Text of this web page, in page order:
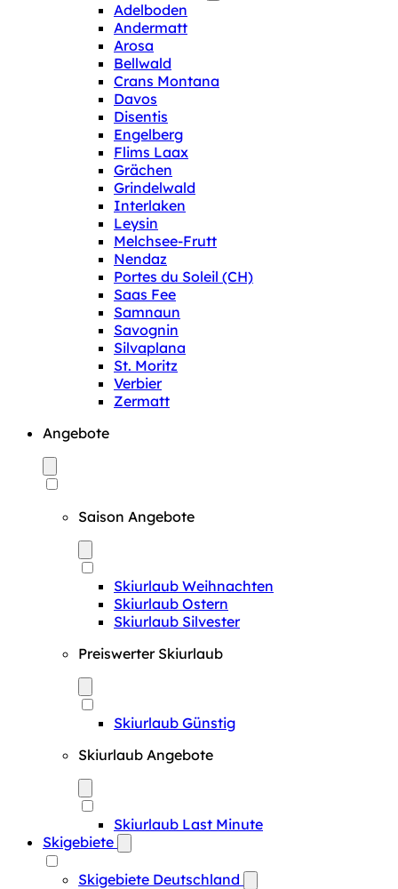
Adelboden
Andermatt
Arosa
Bellwald
Crans Montana
Davos
Disentis
Engelberg
Flims Laax
Grächen
Grindelwald
Interlaken
Leysin
Melchsee-Frutt
Nendaz
Portes du Soleil (CH)
Saas Fee
Samnaun
Savognin
Silvaplana
St. Moritz
Verbier
Zermatt
Angebote
Saison Angebote
Skiurlaub Weihnachten
Skiurlaub Ostern
Skiurlaub Silvester
Preiswerter Skiurlaub
Skiurlaub Günstig
Skiurlaub Angebote
Skiurlaub Last Minute
Skigebiete
Skigebiete Deutschland